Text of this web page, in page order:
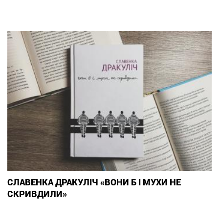
СЛАВЕНКА ДРАКУЛІЧ «ВОНИ Б І МУХИ НЕ
СКРИВДИЛИ»